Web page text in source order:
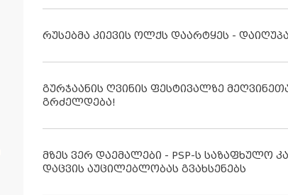
რუსებმა კიევის ოლქს დაარტყეს -
გურჯაანის ღვინის ფესტივალზე
გრძელდება!
მზეს ვერ დაემალები - PSP-ს საზაფხულო
დაცვის აუცილებლობას გვახსენებს